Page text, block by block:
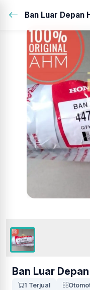
Ban Luar Depan
Ban Luar
1 Terjual